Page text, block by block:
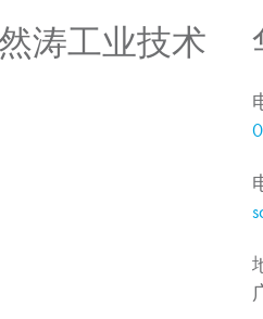
涛工业技术